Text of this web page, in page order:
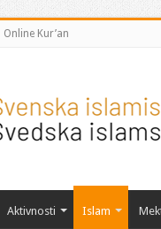
Online Kur’an
Aktivnosti Islam